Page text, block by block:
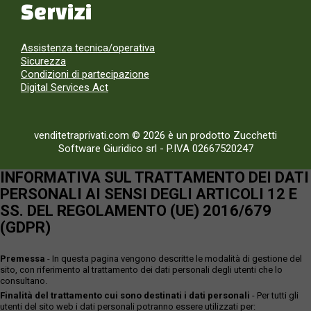
Servizi
Assistenza tecnica/operativa
Sicurezza
Condizioni di partecipazione
Digital Services Act
venditetraprivati.com © 2026 è un prodotto Zucchetti
Software Giuridico srl - P.IVA 02667520247
INFORMATIVA SUL TRATTAMENTO DEI DATI
PERSONALI AI SENSI DEGLI ARTICOLI 12 E
SS. DEL REGOLAMENTO (UE) 2016/679
(GDPR)
Premessa - In questa pagina vengono descritte le modalità di gestione del
sito, con riferimento al trattamento dei dati personali degli utenti che lo
consultano.
Finalità del trattamento cui sono destinati i dati personali - Per tutti gli
utenti del sito web i dati personali potranno essere utilizzati per: